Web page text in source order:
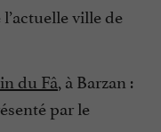
ville de
du Fâ, à Barzan :
par le